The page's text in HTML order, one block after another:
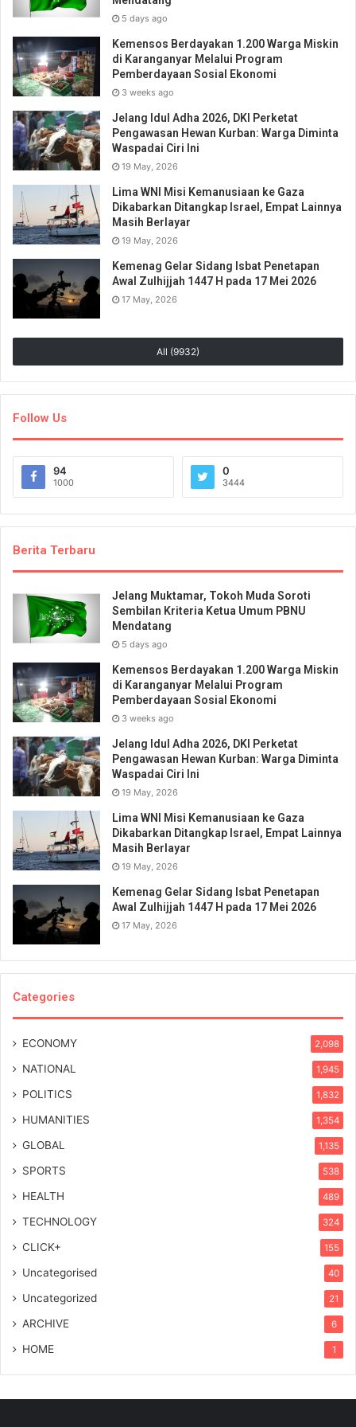
5 days ago
Kemensos Berdayakan 1.200 Warga Miskin
di Karanganyar Melalui Program
Pemberdayaan Sosial Ekonomi
3 weeks ago
Jelang Idul Adha 2026, DKI Perketat
Pengawasan Hewan Kurban: Warga Diminta
Waspadai Ciri Ini
19 May, 2026
Lima WNI Misi Kemanusiaan ke Gaza
Dikabarkan Ditangkap Israel, Empat Lainnya
Masih Berlayar
19 May, 2026
Kemenag Gelar Sidang Isbat Penetapan
Awal Zulhijjah 1447 H pada 17 Mei 2026
17 May, 2026
All (9932)
Follow Us
94
1000
0
3444
Berita Terbaru
Jelang Muktamar, Tokoh Muda Soroti
Sembilan Kriteria Ketua Umum PBNU
Mendatang
5 days ago
Kemensos Berdayakan 1.200 Warga Miskin
di Karanganyar Melalui Program
Pemberdayaan Sosial Ekonomi
3 weeks ago
Jelang Idul Adha 2026, DKI Perketat
Pengawasan Hewan Kurban: Warga Diminta
Waspadai Ciri Ini
19 May, 2026
Lima WNI Misi Kemanusiaan ke Gaza
Dikabarkan Ditangkap Israel, Empat Lainnya
Masih Berlayar
19 May, 2026
Kemenag Gelar Sidang Isbat Penetapan
Awal Zulhijjah 1447 H pada 17 Mei 2026
17 May, 2026
Categories
ECONOMY 2,098
NATIONAL 1,945
POLITICS 1,832
HUMANITIES 1,354
GLOBAL 1,135
SPORTS 538
HEALTH 489
TECHNOLOGY 324
CLICK+ 155
Uncategorised 40
Uncategorized 21
ARCHIVE 6
HOME 1